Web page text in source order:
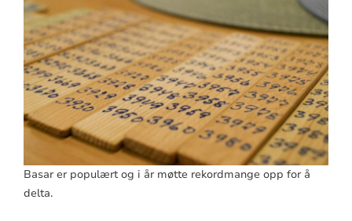
Basar er populært og i år møtte rekordmange opp for å
delta.